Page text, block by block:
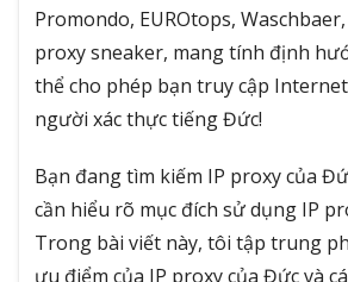
Promondo, EUROtops,
proxy sneaker, mang tính định
thể cho phép bạn truy cập
người xác thực tiếng Đức!
Bạn đang tìm kiếm IP proxy của
cần hiểu rõ mục đích sử dụng IP
Trong bài viết này, tôi tập trung
ưu điểm của IP proxy của Đức và